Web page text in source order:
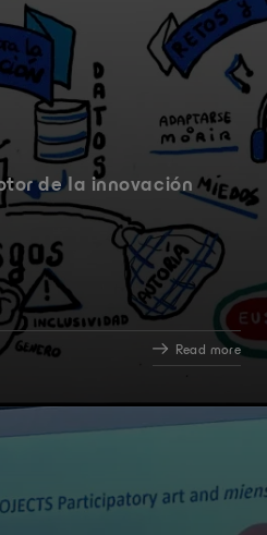
de la innovación
Read more